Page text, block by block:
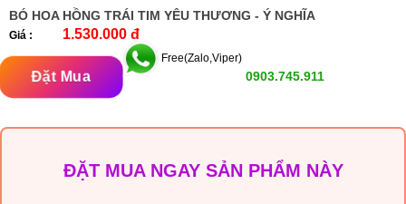
BÓ HOA HỒNG TRÁI TIM YÊU THƯƠNG - Ý NGHĨA
Giá : 1.530.000 đ
Đặt Mua
Free(Zalo,Viper)
0903.745.911
ĐẶT MUA NGAY SẢN PHẨM NÀY